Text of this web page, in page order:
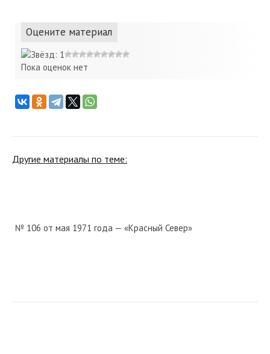
Оцените материал
Пока оценок нет
Другие материалы по теме:
№ 106 от мая 1971 года — «Красный Север»